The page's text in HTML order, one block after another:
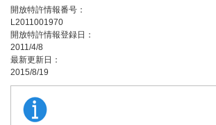
開放特許情報番号：
L2011001970
開放特許情報登録日：
2011/4/8
最新更新日：
2015/8/19